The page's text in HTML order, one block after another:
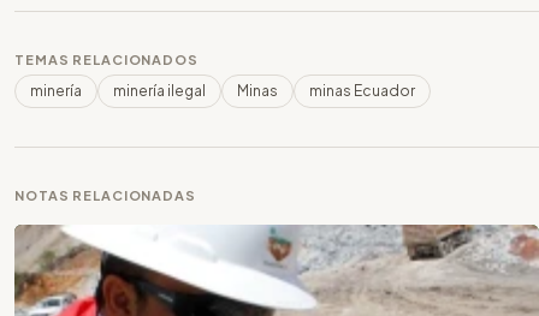
TEMAS RELACIONADOS
minería minería ilegal Minas minas Ecuador
NOTAS RELACIONADAS